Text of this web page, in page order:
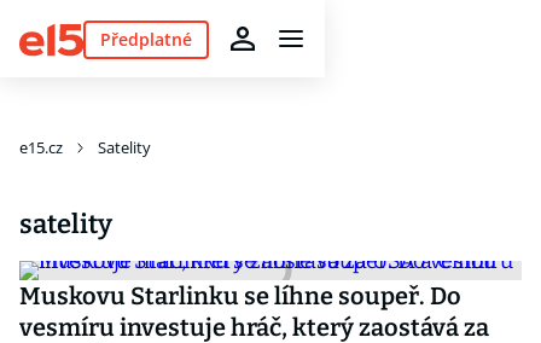
Předplatné
e15.cz Satelity
satelity
Muskovu Starlinku se líhne soupeř. Do
vesmíru investuje hráč, který zaostává za